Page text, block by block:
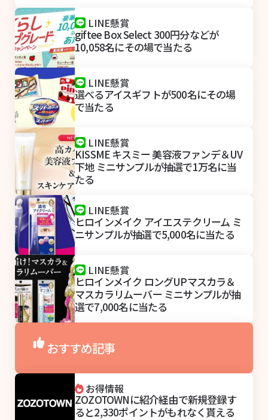
LINE懸賞
giftee Box Select 300円分などが
10,058名にその場で当たる
LINE懸賞
選べるアイスギフトが500名にその場
で当たる
LINE懸賞
KISSME キスミー 美容液ファンデ＆UV
下地 ミニサンプルが抽選で1万名に当
たる
LINE懸賞
ヒロインメイク アイエステクリーム ミ
ニサンプルが抽選で5,000名に当たる
LINE懸賞
ヒロインメイク ロングUPマスカラ＆
マスカラリムーバー ミニサンプルが抽
選で7,000名に当たる
おすすめ記事
お得情報
ZOZOTOWNに紹介経由で新規登録す
ると2,330ポイントがもれなく貰える